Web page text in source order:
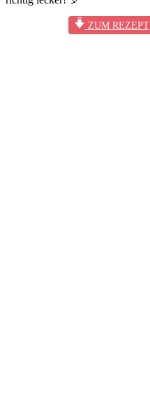
ZUM REZEPT